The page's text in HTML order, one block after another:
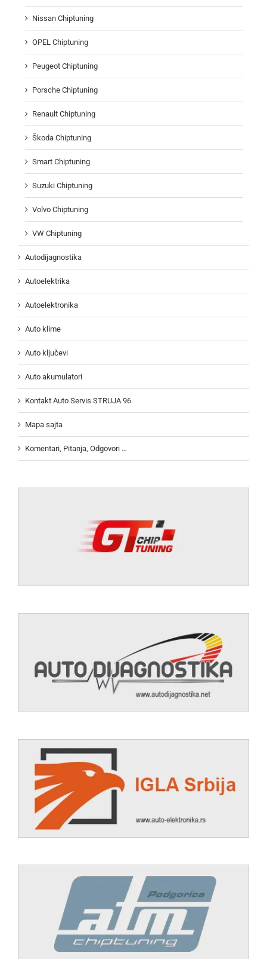
Nissan Chiptuning
OPEL Chiptuning
Peugeot Chiptuning
Porsche Chiptuning
Renault Chiptuning
Škoda Chiptuning
Smart Chiptuning
Suzuki Chiptuning
Volvo Chiptuning
VW Chiptuning
Autodijagnostika
Autoelektrika
Autoelektronika
Auto klime
Auto ključevi
Auto akumulatori
Kontakt Auto Servis STRUJA 96
Mapa sajta
Komentari, Pitanja, Odgovori …